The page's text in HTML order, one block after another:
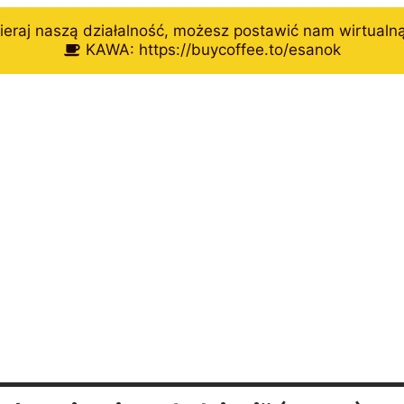
naszą działalność, możesz postawić nam
KAWA: https://buycoffee.to/esanok